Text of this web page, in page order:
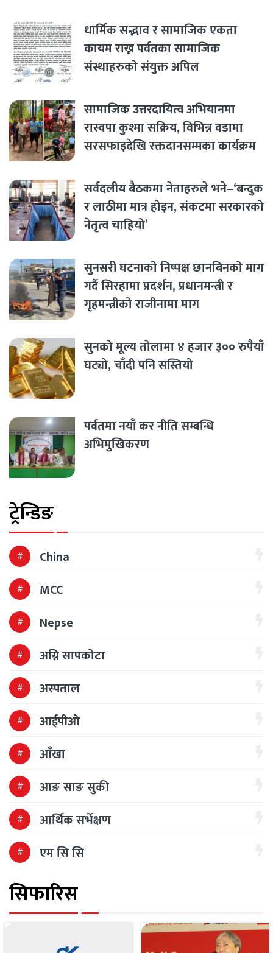
धार्मिक सद्भाव र सामाजिक एकता
कायम राख्न पर्वतका सामाजिक
संस्थाहरुको संयुक्त अपिल
सामाजिक उत्तरदायित्व अभियानमा
रास्वपा कुश्मा सक्रिय, विभिन्न वडामा
सरसफाइदेखि रक्तदानसम्मका कार्यक्रम
सर्वदलीय बैठकमा नेताहरुले भने–‘बन्दुक
र लाठीमा मात्र होइन, संकटमा सरकारको
नेतृत्व चाहियो’
सुनसरी घटनाको निष्पक्ष छानबिनको माग
गर्दै सिरहामा प्रदर्शन, प्रधानमन्त्री र
गृहमन्त्रीको राजीनामा माग
सुनको मूल्य तोलामा ४ हजार ३०० रुपैयाँ
घट्यो, चाँदी पनि सस्तियो
पर्वतमा नयाँ कर नीति सम्बन्धि
अभिमुखिकरण
ट्रेन्डिङ
China
MCC
Nepse
अग्नि सापकोटा
अस्पताल
आईपीओ
आँखा
आङ साङ सुकी
आर्थिक सर्भेक्षण
एम सि सि
सिफारिस